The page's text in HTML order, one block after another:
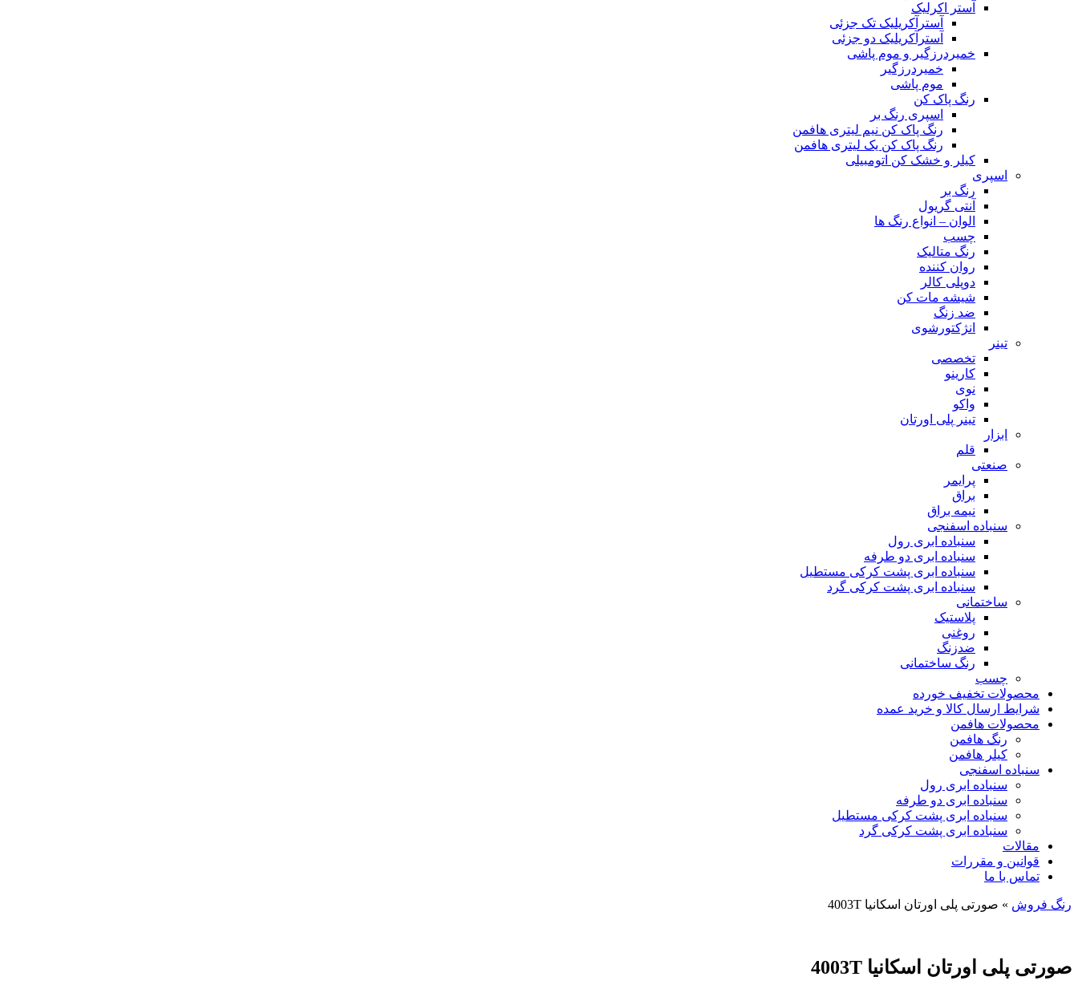
آستر اکرلیک
آسترآکریلیک تک جزئی
آسترآکریلیک دو جزئی
خمیردرزگیر و موم پاشی
خمیردرزگیر
موم پاشی
رنگ پاک کن
اسپری رنگ بر
رنگ پاک کن نیم لیتری هافمن
رنگ پاک کن یک لیتری هافمن
کیلر و خشک کن اتومبیلی
اسپری
رنگ بر
آنتی گریول
الوان – انواع رنگ ها
چسب
رنگ متالیک
روان کننده
دوپلی کالر
شیشه مات کن
ضد زنگ
انژکتورشوی
تینر
تخصصی
کارینو
نوی
واکو
تینر پلی اورتان
ابزار
قلم
صنعتی
پرایمر
براق
نیمه براق
سنباده اسفنجی
سنباده ابری رول
سنباده ابری دو طرفه
سنباده ابری پشت کرکی مستطیل
سنباده ابری پشت کرکی گرد
ساختمانی
پلاستیک
روغنی
ضدزنگ
رنگ ساختمانی
چسب
محصولات تخفیف خورده
شرایط ارسال کالا و خرید عمده
محصولات هافمن
رنگ هافمن
کیلر هافمن
سنباده اسفنجی
سنباده ابری رول
سنباده ابری دو طرفه
سنباده ابری پشت کرکی مستطیل
سنباده ابری پشت کرکی گرد
مقالات
قوانین و مقررات
تماس با ما
رنگ فروش » صورتی پلی اورتان اسکانیا 4003T
صورتی پلی اورتان اسکانیا 4003T